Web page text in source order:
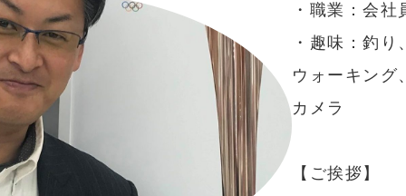
・職業：会社
・趣味：釣り、
ウォーキング、
カメラ
【ご挨拶】